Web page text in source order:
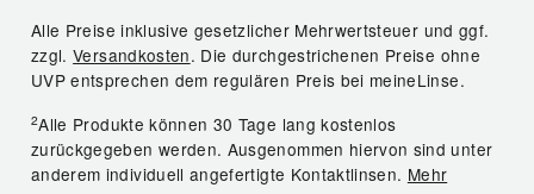
Alle Preise inklusive gesetzlicher Mehrwertsteuer und ggf.
zzgl.Versandkosten. Die durchgestrichenen Preise ohne
UVP entsprechen dem regulären Preis bei meineLinse.
2Alle Produkte können 30 Tage lang kostenlos
zurückgegeben werden. Ausgenommen hiervon sind unter
anderem individuell angefertigte Kontaktlinsen. Mehr